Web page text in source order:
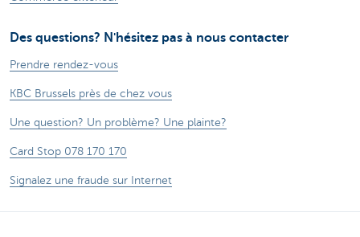
Des questions? N'hésitez pas à nous contacter
Prendre rendez-vous
KBC Brussels près de chez vous
Une question? Un problème? Une plainte?
Card Stop 078 170 170
Signalez une fraude sur Internet